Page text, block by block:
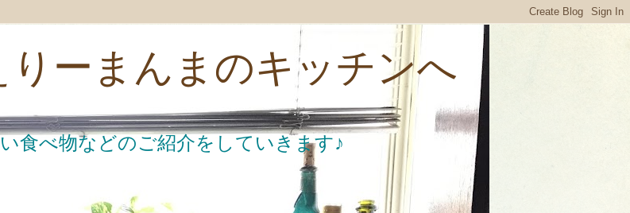
ーまんまのキッチンへ
食べ物などのご紹介をしていきます♪